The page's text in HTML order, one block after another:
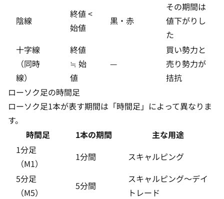
陰線
終値 <
始値
黒・赤
その期間は
値下がりし
た
十字線
（同時
線）
終値
≒ 始
値
—
買い勢力と
売り勢力が
拮抗
ローソク足の時間足
ローソク足1本が表す期間は「時間足」によって異なりま
す。
時間足
1本の期間
主な用途
1分足
（M1）
1分間
スキャルピング
5分足
（M5）
5分間
スキャルピング〜デイ
トレード